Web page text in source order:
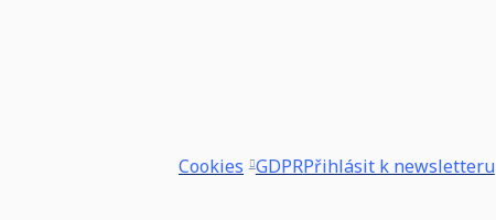
Cookies GDPRPřihlásit k newsletteru